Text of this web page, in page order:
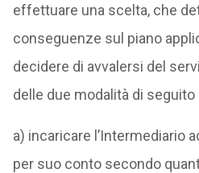
effettuare una scelta, che
conseguenze sul piano
decidere di avvalersi del
delle due modalità di seguito
a) incaricare l’Intermediario
per suo conto secondo